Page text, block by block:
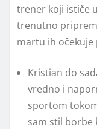
trener koji ističe
trenutno
martu ih očekuje
Kristian do
vredno i
sportom
sam stil borbe